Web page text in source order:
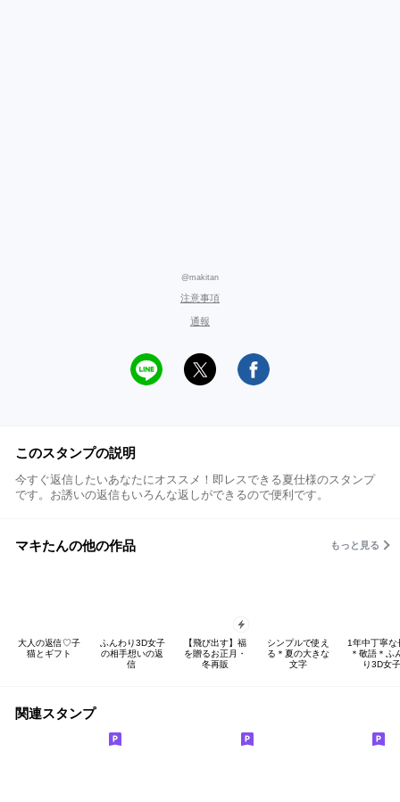
@makitan
注意事項
通報
このスタンプの説明
今すぐ返信したいあなたにオススメ！即レスできる夏仕様のスタンプ
です。お誘いの返信もいろんな返しができるので便利です。
マキたんの他の作品 もっと見る
大人の返信♡子
猫とギフト
ふんわり3D女子
の相手想いの返
信
【飛び出す】福
を贈るお正月・
冬再販
シンプルで使え
る＊夏の大きな
文字
1年中丁寧な
＊敬語＊ふ
り3D女子
関連スタンプ